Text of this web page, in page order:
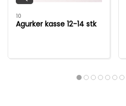
10
Agurker kasse 12-14 stk